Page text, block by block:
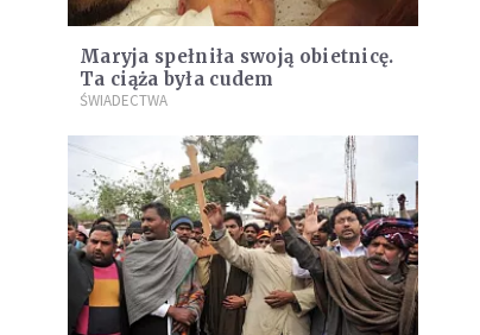
Maryja spełniła swoją obietnicę.
Ta ciąża była cudem
ŚWIADECTWA